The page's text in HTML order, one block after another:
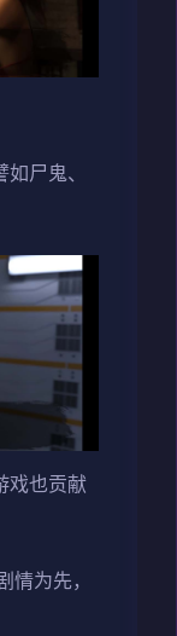
尸鬼、
戏也贡献
情为先，